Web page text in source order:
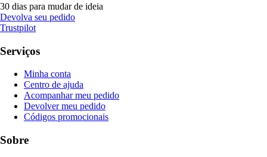
30 dias para mudar de ideia
Devolva seu pedido
Trustpilot
Serviços
Minha conta
Centro de ajuda
Acompanhar meu pedido
Devolver meu pedido
Códigos promocionais
Sobre